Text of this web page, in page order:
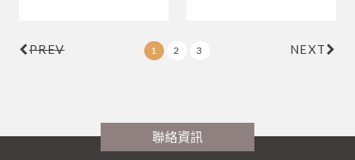
PREV 1 2 3 NEXT
聯絡資訊